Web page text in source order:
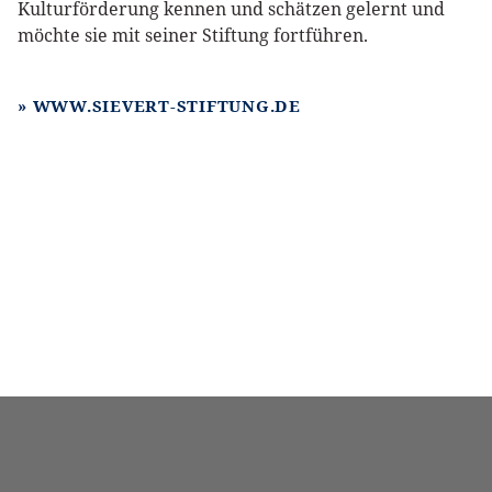
Kulturförderung kennen und schätzen gelernt und
möchte sie mit seiner Stiftung fortführen.
WWW.SIEVERT-STIFTUNG.DE